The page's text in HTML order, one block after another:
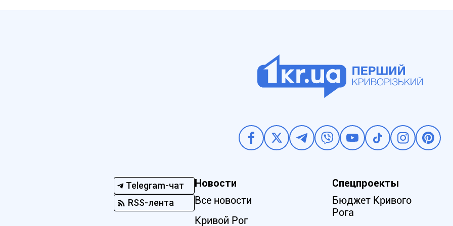
Telegram-чат
RSS-лента
Новости
Все новости
Кривой Рог
Спецпроекты
Бюджет Кривого
Рога